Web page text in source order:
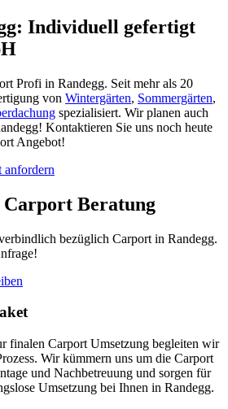
Individuell gefertigt
Profi in Randegg. Seit mehr als 20
von Wintergärten, Sommergärten,
spezialisiert. Wir planen auch
Kontaktieren Sie uns noch heute
Angebot!
anfordern
Beratung
bezüglich Carport in Randegg.
finalen Carport Umsetzung begleiten wir
Wir kümmern uns um die Carport
und Nachbetreuung und sorgen für
Umsetzung bei Ihnen in Randegg.